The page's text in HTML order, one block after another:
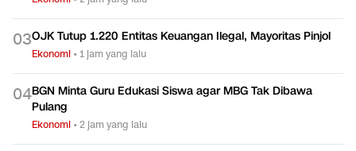
03OJK Tutup 1.220 Entitas Keuangan Ilegal, Mayoritas Pinjol
Ekonomi •1 jam yang lalu
04BGN Minta Guru Edukasi Siswa agar MBG Tak Dibawa
Pulang
Ekonomi •2 jam yang lalu